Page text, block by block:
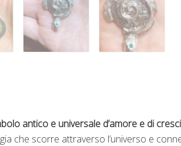
antico e universale d’amore e di
che scorre attraverso l’universo e